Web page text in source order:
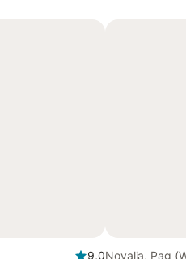
9,0Novalja, Pag